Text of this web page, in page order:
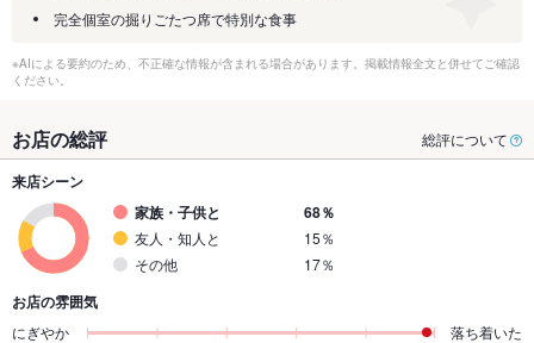
完全個室の掘りごたつ席で特別な食事
※AIによる要約のため、不正確な情報が含まれる場合があります。掲載情報全文と併せてご確認
ください。
お店の総評 総評について
来店シーン
家族・子供と
68％
友人・知人と
15％
その他
17％
お店の雰囲気
にぎやか
落ち着いた